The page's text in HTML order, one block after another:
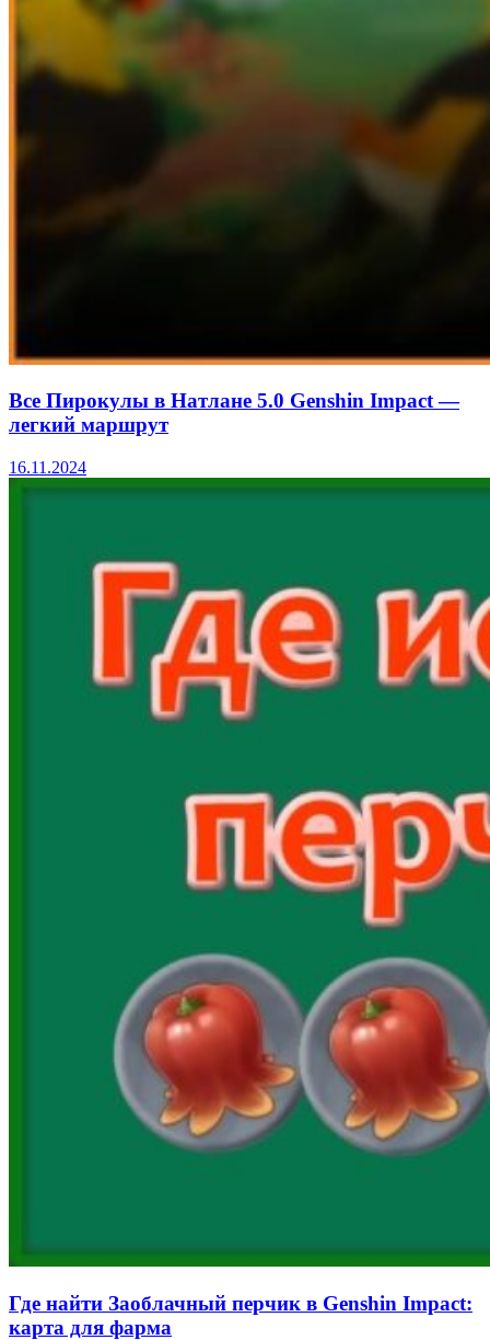
Все Пирокулы в Натлане 5.0 Genshin Impact —
легкий маршрут
16.11.2024
Где найти Заоблачный перчик в Genshin Impact:
карта для фарма